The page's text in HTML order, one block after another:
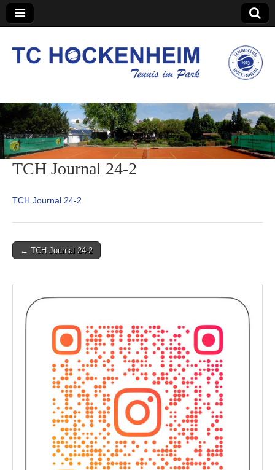
TC Hockenheim
TCH Journal 24-2
TCH Journal 24-2
Post← TCH Journal 24-2